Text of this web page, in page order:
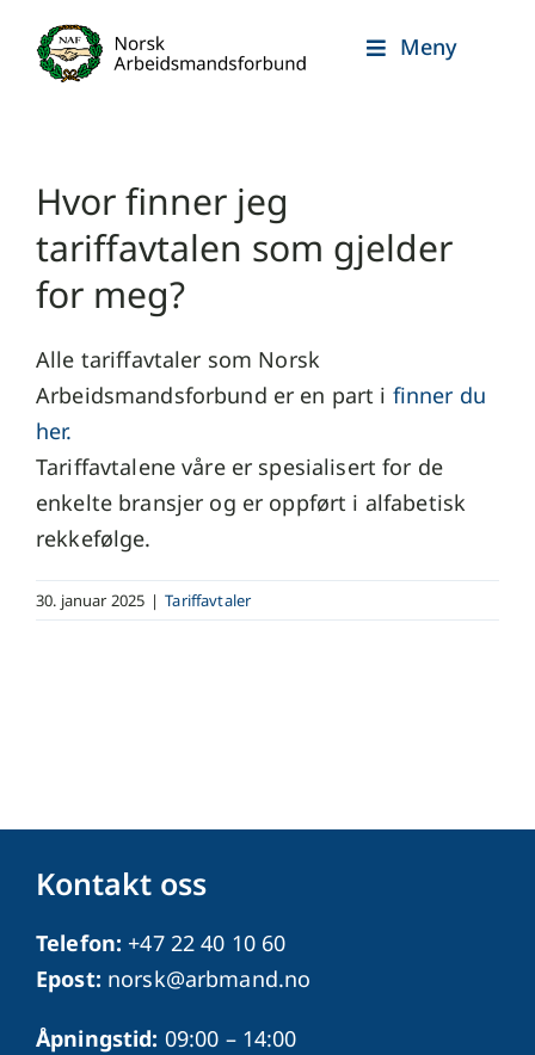
content
Meny
Hvor finner jeg
tariffavtalen som gjelder
for meg?
Alle tariffavtaler som Norsk
Arbeidsmandsforbund er en part i finner du
her.
Tariffavtalene våre er spesialisert for de
enkelte bransjer og er oppført i alfabetisk
rekkefølge.
30. januar 2025 | Tariffavtaler
Kontakt oss
Telefon: +47 22 40 10 60
Epost: norsk@arbmand.no
Åpningstid: 09:00 – 14:00